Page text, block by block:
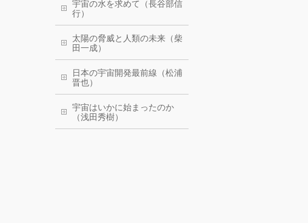
宇宙の水を求めて（長谷部信
行）
太陽の脅威と人類の未来（柴
田一成）
日本の宇宙開発最前線（松浦
晋也）
宇宙はいかに始まったのか
（浅田秀樹）